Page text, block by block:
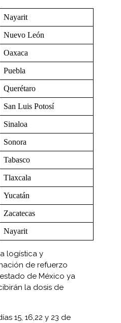
Nayarit
Nuevo León
Oaxaca
Puebla
Querétaro
San Luis Potosí
Sinaloa
Sonora
Tabasco
Tlaxcala
Yucatán
Zacatecas
Nayarit
logística y
de refuerzo
de México ya
la dosis de
15, 16,22 y 23 de